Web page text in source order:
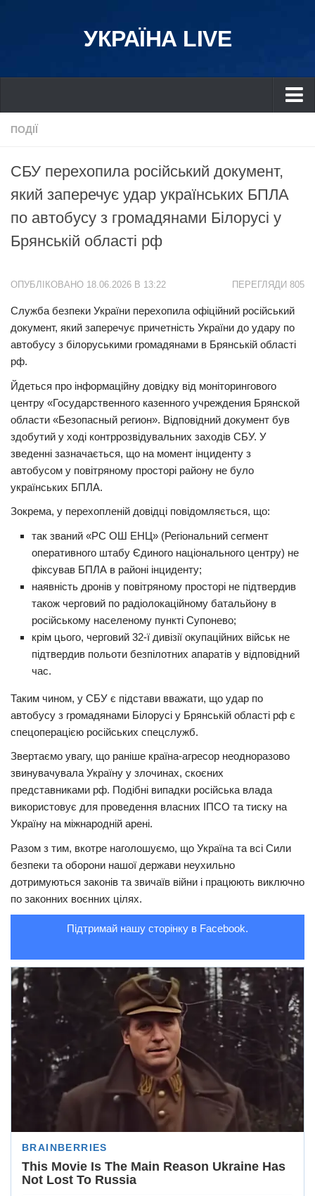
УКРАЇНА LIVE
Україна
Дніпро
Львів
Івано-Франківськ
Харків
Одеса
Схід
Прикарпаття
Економіка
Політика
Світ
Цікаво
Технології
Історії
Рецепти
Привітання
Події
Трагедії
Курйози
Суспільство
Шоу-біз
#Війна
ПОДІЇ
СБУ перехопила російський документ,
який заперечує удар українських БПЛА
по автобусу з громадянами Білорусі у
Брянській області рф
ПЕРЕГЛЯДИ 805
ОПУБЛІКОВАНО 18.06.2026 В 13:22
Служба безпеки України перехопила офіційний російський
документ, який заперечує причетність України до удару по
автобусу з білоруськими громадянами в Брянській області
рф.
Йдеться про інформаційну довідку від моніторингового
центру «Государственного казенного учреждения Брянской
области «Безопасный регион». Відповідний документ був
здобутий у ході контррозвідувальних заходів СБУ. У
зведенні зазначається, що на момент інциденту з
автобусом у повітряному просторі району не було
українських БПЛА.
Зокрема, у перехопленій довідці повідомляється, що:
так званий «РС ОШ ЕНЦ» (Регіональний сегмент
оперативного штабу Єдиного національного центру) не
фіксував БПЛА в районі інциденту;
наявність дронів у повітряному просторі не підтвердив
також черговий по радіолокаційному батальйону в
російському населеному пункті Супонево;
крім цього, черговий 32-ї дивізії окупаційних військ не
підтвердив польоти безпілотних апаратів у відповідний
час.
Таким чином, у СБУ є підстави вважати, що удар по
автобусу з громадянами Білорусі у Брянській області рф є
спецоперацією російських спецслужб.
Звертаємо увагу, що раніше країна-агресор неодноразово
звинувачувала Україну у злочинах, скоєних
представниками рф. Подібні випадки російська влада
використовує для проведення власних ІПСО та тиску на
Україну на міжнародній арені.
Разом з тим, вкотре наголошуємо, що Україна та всі Сили
безпеки та оборони нашої держави неухильно
дотримуються законів та звичаїв війни і працюють виключно
по законних воєнних цілях.
Підтримай нашу сторінку в Facebook.